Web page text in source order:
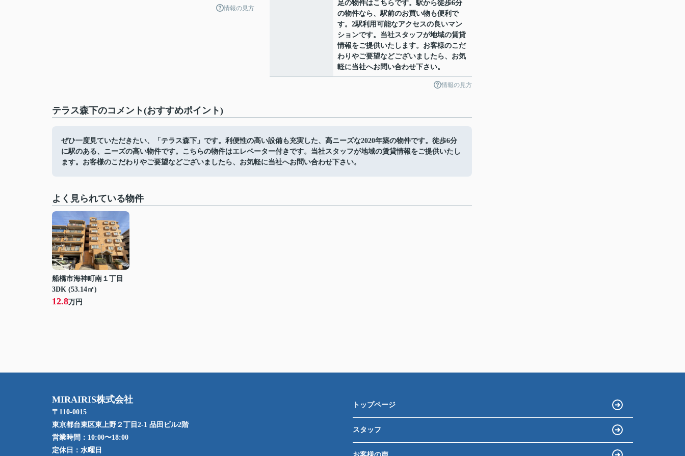
情報の見方
足の物件はこちらです。駅から徒歩6分
の物件なら、駅前のお買い物も便利で
す。2駅利用可能なアクセスの良いマン
ションです。当社スタッフが地域の賃貸
情報をご提供いたします。お客様のこだ
わりやご要望などございましたら、お気
軽に当社へお問い合わせ下さい。
情報の見方
テラス森下のコメント(おすすめポイント)
ぜひ一度見ていただきたい、「テラス森下」です。利便性の高い設備も充実した、高ニーズな2020年築の物件です。徒歩6分
に駅のある、ニーズの高い物件です。こちらの物件はエレベーター付きです。当社スタッフが地域の賃貸情報をご提供いたし
ます。お客様のこだわりやご要望などございましたら、お気軽に当社へお問い合わせ下さい。
よく見られている物件
船橋市海神町南１丁目
3DK (53.14㎡)
12.8万円
MIRAIRIS株式会社
〒110-0015
東京都台東区東上野２丁目2-1 品田ビル2階
営業時間： 10:00〜18:00
定休日： 水曜日
トップページ
スタッフ